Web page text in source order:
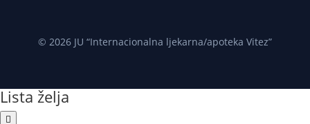
© 2026 JU “Internacionalna ljekarna/apoteka Vitez”
Lista želja